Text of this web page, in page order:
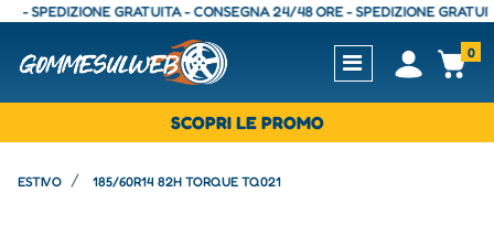
GRATUITA - CONSEGNA 24/48 ORE - SPEDIZIONE GRATUITA
Open0
SCOPRI LE PROMO
ESTIVO 185/60R14 82H TORQUE TQ021